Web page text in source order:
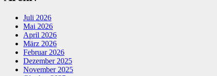
Juli 2026
Mai 2026
April 2026
März 2026
Februar 2026
Dezember 2025
November 2025